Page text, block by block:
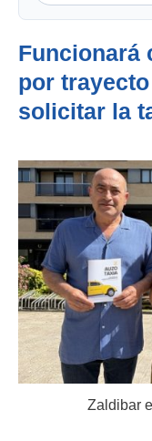
Funcionará
por
solicitar la
Zaldibar